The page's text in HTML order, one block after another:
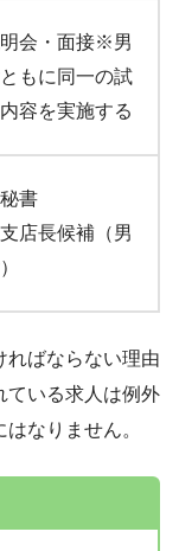
会・面接※男
もに同一の試
容を実施する
秘書
支店長候補（男
ばならない理由
ている求人は例外
なりません。